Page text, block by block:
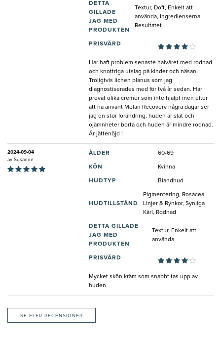
DETTA
GILLADE
JAG MED
PRODUKTEN
Textur, Doft, Enkelt att
använda, Ingredienserna,
Resultatet
PRISVÄRD
Har haft problem senaste halvåret med rodnad
och knottriga utslag på kinder och näsan.
Troligtvis lichen planus som jag
diagnostiserades med för två år sedan. Har
provat olika cremer som inte hjälpt men efter
att ha använt Melan Recovery några dagar ser
jag en stor förändring, huden är slät och
ojämnheter borta och huden är mindre rodnad.
Är jättenöjd !
2024-09-04
av Susanne
ÅLDER 60-69
KÖN Kvinna
HUDTYP Blandhud
HUDTILLSTÅND
Pigmentering, Rosacea,
Linjer & Rynkor, Synliga
Kärl, Rodnad
DETTA GILLADE
JAG MED
PRODUKTEN
Textur, Enkelt att
använda
PRISVÄRD
Mycket skön kräm som snabbt tas upp av
huden
SE FLER RECENSIONER